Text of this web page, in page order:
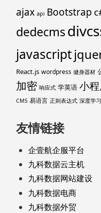
ajax api Bootstrap
dedecms
javascript
React.js wordpress 健身器材
加密 响应式 学英语 小
CMS 易语言 正则表达式 深度学习
友情链接
企壹航企服平台
九科数据云主机
九科数据网站建设
九科数据电商
九科数据外贸